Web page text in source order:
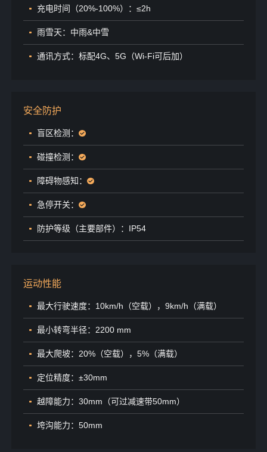
充电时间（20%-100%）：≤2h
雨雪天：中雨&中雪
通讯方式：标配4G、5G（Wi-Fi可后加）
安全防护
盲区检测：
碰撞检测：
障碍物感知：
急停开关：
防护等级（主要部件）：IP54
运动性能
最大行驶速度：10km/h（空载），9km/h（满载）
最小转弯半径：2200 mm
最大爬坡：20%（空载），5%（满载）
定位精度：±30mm
越障能力：30mm（可过减速带50mm）
垮沟能力：50mm